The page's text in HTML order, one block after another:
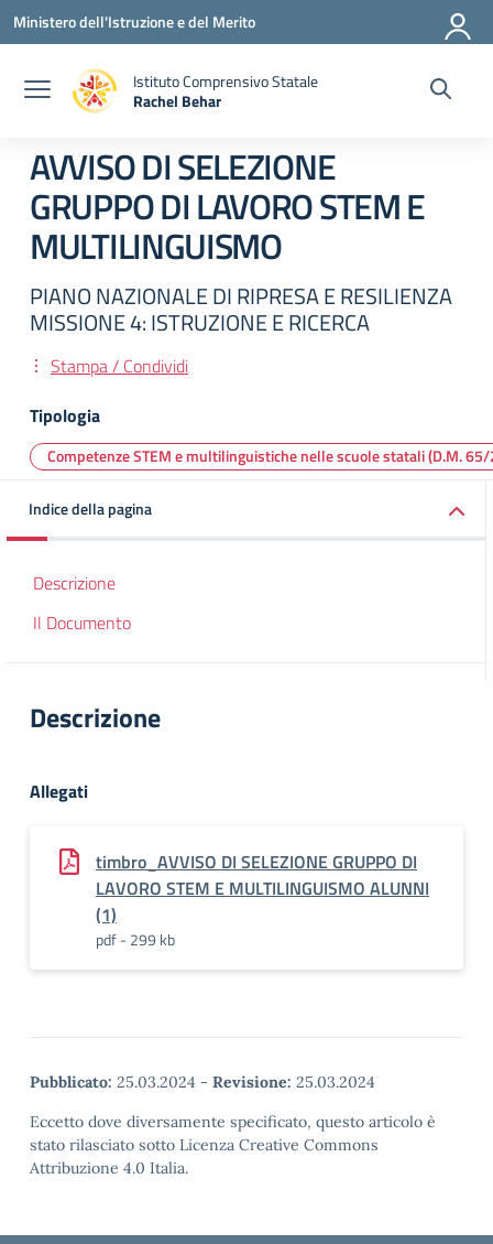
Vai ai contenuti
Vai al menu di navigazione
Vai al footer
Ministero dell'Istruzione e del Merito
Istituto Comprensivo Statale
Rachel Behar
AVVISO DI SELEZIONE
GRUPPO DI LAVORO STEM E
MULTILINGUISMO
PIANO NAZIONALE DI RIPRESA E RESILIENZA
MISSIONE 4: ISTRUZIONE E RICERCA
Stampa / Condividi
Tipologia
Competenze STEM e multilinguistiche nelle scuole statali (D.M.
Indice della pagina
Descrizione
Il Documento
Descrizione
Allegati
timbro_AVVISO DI SELEZIONE GRUPPO DI
LAVORO STEM E MULTILINGUISMO ALUNNI
(1)
pdf - 299 kb
Pubblicato: 25.03.2024 - Revisione: 25.03.2024
Eccetto dove diversamente specificato, questo articolo è
stato rilasciato sotto Licenza Creative Commons
Attribuzione 4.0 Italia.